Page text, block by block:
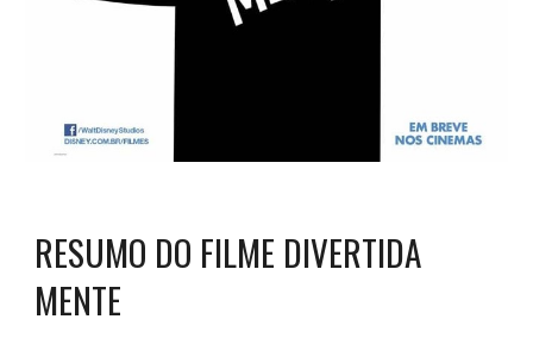
RESUMO DO FILME DIVERTIDA
MENTE